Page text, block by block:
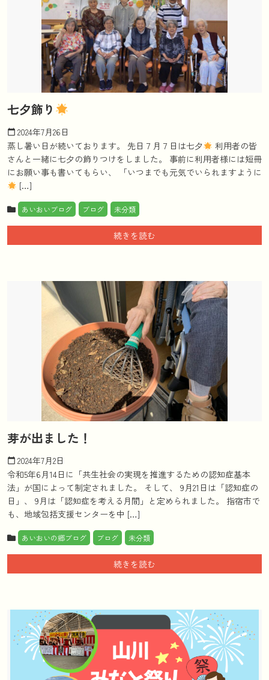
七夕飾り
calendar_today 2024年7月26日
蒸し暑い日が続いております。 先日７月７日は七夕
利用者の皆
さんと一緒に七夕の飾りつけをしました。 事前に利用者様には短冊
にお願い事も書いてもらい、 「いつまでも元気でいられますように
[…]
あいおいブログ ブログ 未分類
続きを読む
芽が出ました！
calendar_today 2024年7月2日
令和5年6月14日に「共生社会の実現を推進するための認知症基本
法」が国によって制定されました。 そして、 9月21日は「認知症の
日」、 9月は「認知症を考える月間」と定められました。 指宿市で
も、地域包括支援センターを中 […]
あいおいの郷ブログ ブログ 未分類
続きを読む